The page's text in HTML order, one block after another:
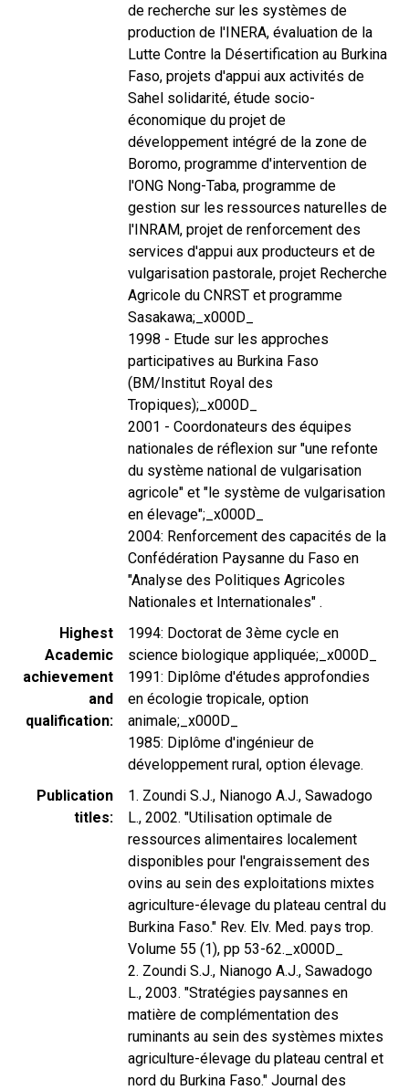
de recherche sur les systèmes de
production de l'INERA, évaluation de la
Lutte Contre la Désertification au Burkina
Faso, projets d'appui aux activités de
Sahel solidarité, étude socio-
économique du projet de
développement intégré de la zone de
Boromo, programme d'intervention de
l'ONG Nong-Taba, programme de
gestion sur les ressources naturelles de
l'INRAM, projet de renforcement des
services d'appui aux producteurs et de
vulgarisation pastorale, projet Recherche
Agricole du CNRST et programme
Sasakawa;_x000D_
1998 - Etude sur les approches
participatives au Burkina Faso
(BM/Institut Royal des
Tropiques);_x000D_
2001 - Coordonateurs des équipes
nationales de réflexion sur "une refonte
du système national de vulgarisation
agricole" et "le système de vulgarisation
en élevage";_x000D_
2004: Renforcement des capacités de la
Confédération Paysanne du Faso en
"Analyse des Politiques Agricoles
Nationales et Internationales" .
Highest
Academic
achievement
and
qualification
1994: Doctorat de 3ème cycle en
science biologique appliquée;_x000D_
1991: Diplôme d'études approfondies
en écologie tropicale, option
animale;_x000D_
1985: Diplôme d'ingénieur de
développement rural, option élevage.
Publication
titles
1. Zoundi S.J., Nianogo A.J., Sawadogo
L., 2002. "Utilisation optimale de
ressources alimentaires localement
disponibles pour l'engraissement des
ovins au sein des exploitations mixtes
agriculture-élevage du plateau central du
Burkina Faso." Rev. Elv. Med. pays trop.
Volume 55 (1), pp 53-62._x000D_
2. Zoundi S.J., Nianogo A.J., Sawadogo
L., 2003. "Stratégies paysannes en
matière de complémentation des
ruminants au sein des systèmes mixtes
agriculture-élevage du plateau central et
nord du Burkina Faso." Journal des